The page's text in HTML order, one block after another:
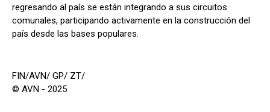
regresando al país se están integrando a sus circuitos
comunales, participando activamente en la construcción del
país desde las bases populares.
FIN/AVN/ GP/ ZT/
© AVN - 2025